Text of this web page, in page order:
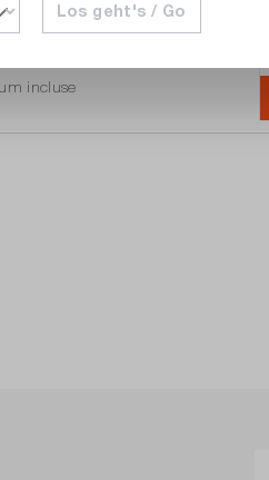
Comparer
incluse
Los geht's / Go